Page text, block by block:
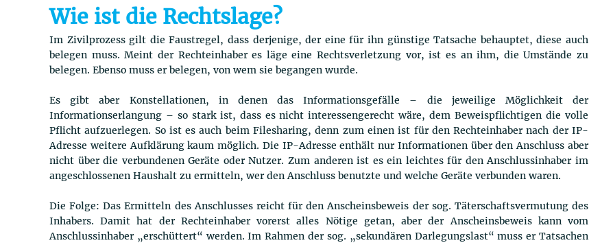
Wie ist die Rechtslage?
Im Zivilprozess gilt die Faustregel, dass derjenige, der eine für ihn günstige Tatsache behauptet, diese auch
belegen muss. Meint der Rechteinhaber es läge eine Rechtsverletzung vor, ist es an ihm, die Umstände zu
belegen. Ebenso muss er belegen, von wem sie begangen wurde.
Es gibt aber Konstellationen, in denen das Informationsgefälle – die jeweilige Möglichkeit der
Informationserlangung – so stark ist, dass es nicht interessengerecht wäre, dem Beweispflichtigen die volle
Pflicht aufzuerlegen. So ist es auch beim Filesharing, denn zum einen ist für den Rechteinhaber nach der IP-
Adresse weitere Aufklärung kaum möglich. Die IP-Adresse enthält nur Informationen über den Anschluss aber
nicht über die verbundenen Geräte oder Nutzer. Zum anderen ist es ein leichtes für den Anschlussinhaber im
angeschlossenen Haushalt zu ermitteln, wer den Anschluss benutzte und welche Geräte verbunden waren.
Die Folge: Das Ermitteln des Anschlusses reicht für den Anscheinsbeweis der sog. Täterschaftsvermutung des
Inhabers. Damit hat der Rechteinhaber vorerst alles Nötige getan, aber der Anscheinsbeweis kann vom
Anschlussinhaber „erschüttert“ werden. Im Rahmen der sog. „sekundären Darlegungslast“ muss er Tatsachen